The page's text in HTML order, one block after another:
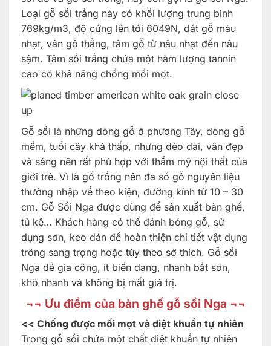
Loại gỗ sồi trắng này có khối lượng trung bình
769kg/m3, độ cứng lên tới 6049N, dát gỗ màu
nhạt, vân gỗ thẳng, tâm gỗ từ nâu nhạt đến nâu
sậm. Tâm sồi trắng chứa một hàm lượng tannin
cao có khả năng chống mối mọt.
Gỗ sồi là những dòng gỗ ở phương Tây, dòng gỗ
mềm, tuổi cây khá thấp, nhưng dẻo dai, vân đẹp
và sáng nên rất phù hợp với thẩm mỹ nội thất của
giới trẻ. Vì là gỗ trồng nên đa số gỗ nguyên liệu
thường nhập về theo kiện, đường kính từ 10 – 30
cm. Gỗ Sồi Nga được dùng để sản xuất bàn ghế,
tủ kệ… Khách hàng có thể đánh bóng gỗ, sử
dụng sơn, keo dán để hoàn thiện chi tiết vật dụng
trông sang trọng hoặc tùy theo sở thích. Gỗ sồi
Nga dễ gia công, ít biến dạng, nhanh bắt sơn,
khô nhanh và không bị mất giá trị.
¬¬ Ưu điểm của bàn ghế gỗ sồi Nga ¬¬
<< Chống được mối mọt và diệt khuẩn tự nhiên
Trong gỗ sồi chứa một chất diệt khuẩn tự nhiên